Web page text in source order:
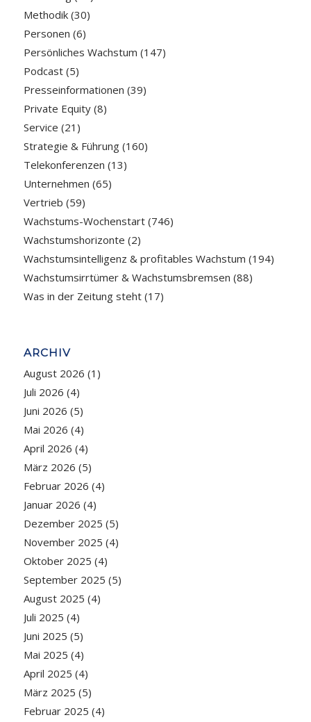
Methodik(30)
Personen (6)
Persönliches Wachstum (147)
Podcast(5)
Presseinformationen (39)
Private Equity(8)
Service (21)
Strategie & Führung(160)
Telekonferenzen (13)
Unternehmen (65)
Vertrieb (59)
Wachstums-Wochenstart(746)
Wachstumshorizonte (2)
Wachstumsintelligenz & profitables Wachstum (194)
Wachstumsirrtümer & Wachstumsbremsen (88)
Was in der Zeitung steht(17)
ARCHIV
August 2026 (1)
Juli 2026 (4)
Juni 2026 (5)
Mai 2026 (4)
April 2026 (4)
März 2026 (5)
Februar 2026 (4)
Januar 2026 (4)
Dezember 2025 (5)
November 2025 (4)
Oktober 2025 (4)
September 2025 (5)
August 2025 (4)
Juli 2025 (4)
Juni 2025 (5)
Mai 2025 (4)
April 2025 (4)
März 2025 (5)
Februar 2025 (4)